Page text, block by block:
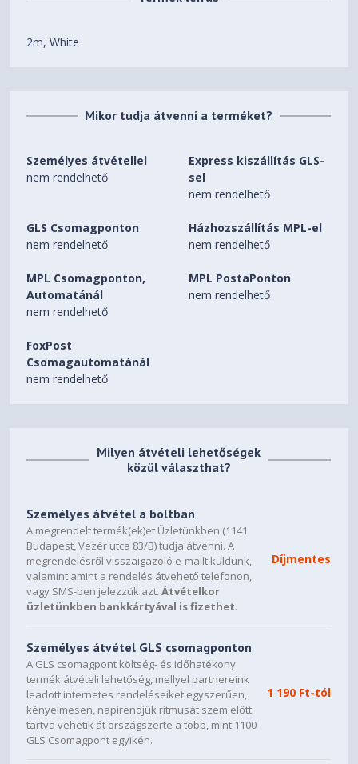
2m, White
Mikor tudja átvenni a terméket?
Személyes átvétellel
nem rendelhető
Express kiszállítás GLS-
sel
nem rendelhető
GLS Csomagponton
nem rendelhető
Házhozszállítás MPL-el
nem rendelhető
MPL Csomagponton,
Automatánál
nem rendelhető
MPL PostaPonton
nem rendelhető
FoxPost
Csomagautomatánál
nem rendelhető
Milyen átvételi lehetőségek
közül választhat?
Személyes átvétel a boltban
A megrendelt termék(ek)et Üzletünkben (1141
Budapest, Vezér utca 83/B) tudja átvenni. A
megrendelésről visszaigazoló e-mailt küldünk,
valamint amint a rendelés átvehető telefonon,
vagy SMS-ben jelezzük azt.Átvételkor
üzletünkben bankkártyával is fizethet.
Díjmentes
Személyes átvétel GLS csomagponton
A GLS csomagpont költség- és időhatékony
termék átvételi lehetőség, mellyel partnereink
leadott internetes rendeléseiket egyszerűen,
kényelmesen, napirendjük ritmusát szem előtt
tartva vehetik át országszerte a több, mint 1100
GLS Csomagpont egyikén.
1 190 Ft-tól